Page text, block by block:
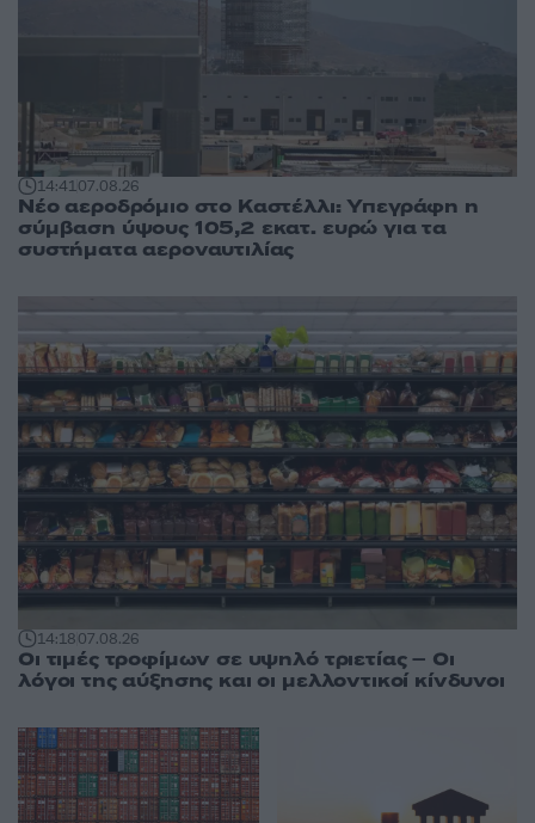
14:4107.08.26
Νέο αεροδρόμιο στο Καστέλλι: Υπεγράφη η
σύμβαση ύψους 105,2 εκατ. ευρώ για τα
συστήματα αεροναυτιλίας
14:1807.08.26
Οι τιμές τροφίμων σε υψηλό τριετίας – Οι
λόγοι της αύξησης και οι μελλοντικοί κίνδυνοι